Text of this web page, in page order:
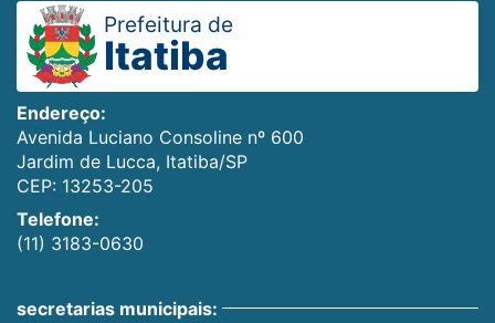
Prefeitura de
Itatiba
Endereço:
Avenida Luciano Consoline nº 600
Jardim de Lucca, Itatiba/SP
CEP: 13253-205
Telefone:
(11) 3183-0630
secretarias municipais: